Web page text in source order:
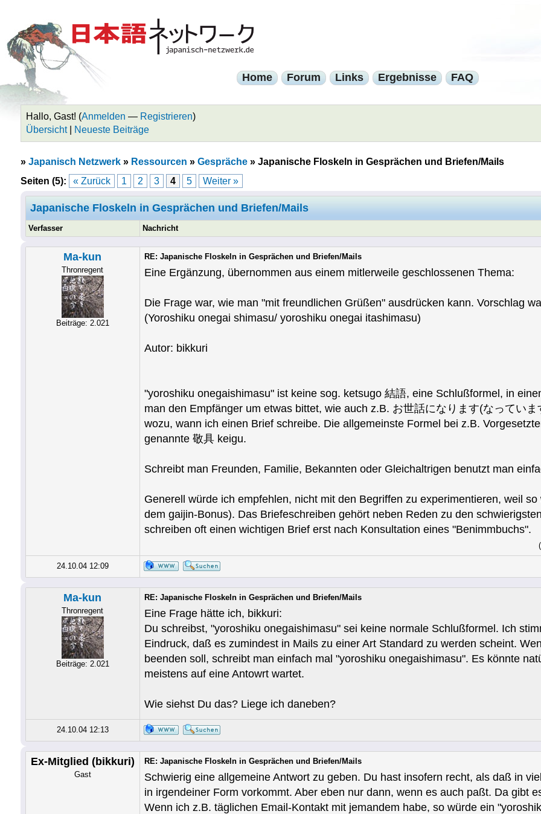
Home Forum Links Ergebnisse FAQ
Hallo, Gast! (Anmelden — Registrieren)
Übersicht| Neueste Beiträge
» Japanisch Netzwerk» Ressourcen » Gespräche» Japanische Floskeln in Gesprächen und Briefen/Mails
Seiten (5):
« Zurück 1 2 3 4 5 Weiter »
Japanische Floskeln in Gesprächen und Briefen/Mails
Verfasser Nachricht
Ma-kun
Thronregent
Beiträge: 2.021
RE: Japanische Floskeln in Gesprächen und Briefen/Mails
Eine Ergänzung, übernommen aus einem mitlerweile geschlossenen Thema:
Die Frage war, wie man "mit freundlichen Grüßen" ausdrücken kann. Vorschlag
(Yoroshiku onegai shimasu/ yoroshiku onegai itashimasu)
Autor: bikkuri
"yoroshiku onegaishimasu" ist keine sog. ketsugo 結語, eine Schlußformel, in
man den Empfänger um etwas bittet, wie auch z.B. お世話になります(なってい
wozu, wann ich einen Brief schreibe. Die allgemeinste Formel bei z.B.
genannte 敬具 keigu.
Schreibt man Freunden, Familie, Bekannten oder Gleichaltrigen benutzt man
Generell würde ich empfehlen, nicht mit den Begriffen zu experimentieren, weil
dem gaijin-Bonus). Das Briefeschreiben gehört neben Reden zu den
schreiben oft einen wichtigen Brief erst nach Konsultation eines "Benimmbuchs".
24.10.04 12:09
Ma-kun
Thronregent
Beiträge: 2.021
RE: Japanische Floskeln in Gesprächen und Briefen/Mails
Eine Frage hätte ich, bikkuri:
Du schreibst, "yoroshiku onegaishimasu" sei keine normale Schlußformel. Ich
Eindruck, daß es zumindest in Mails zu einer Art Standard zu werden scheint.
beenden soll, schreibt man einfach mal "yoroshiku onegaishimasu". Es könnte
meistens auf eine Antowrt wartet.
Wie siehst Du das? Liege ich daneben?
24.10.04 12:13
Ex-Mitglied (bikkuri)
Gast
RE: Japanische Floskeln in Gesprächen und Briefen/Mails
Schwierig eine allgemeine Antwort zu geben. Du hast insofern recht, als daß in
in irgendeiner Form vorkommt. Aber eben nur dann, wenn es auch paßt. Da gibt
Wenn ich z.B. täglichen Email-Kontakt mit jemandem habe, so würde ein